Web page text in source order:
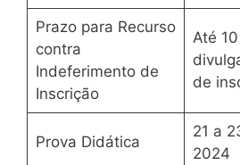
Prazo para Recurso
contra
Indeferimento de
Inscrição
Até
de
Prova Didática
21 a
2024